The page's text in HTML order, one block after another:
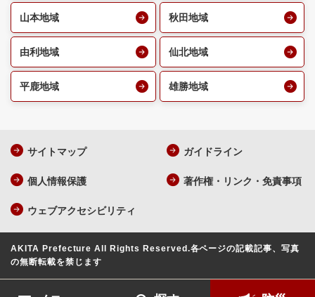
山本地域 秋田地域
由利地域 仙北地域
平鹿地域 雄勝地域
サイトマップ ガイドライン
個人情報保護 著作権・リンク・免責事項
ウェブアクセシビリティ
AKITA Prefecture All Rights Reserved.各ページの記載記事、写真
の無断転載を禁じます